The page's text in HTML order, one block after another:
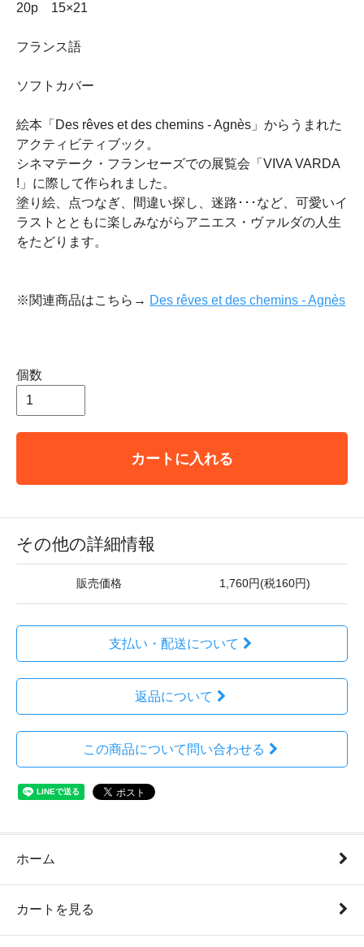
20p 15×21
フランス語
ソフトカバー
絵本「Des rêves et des chemins - Agnès」からうまれた
アクティビティブック。
シネマテーク・フランセーズでの展覧会「VIVA VARDA
!」に際して作られました。
塗り絵、点つなぎ、間違い探し、迷路･･･など、可愛いイ
ラストとともに楽しみながらアニエス・ヴァルダの人生
をたどります。
※関連商品はこちら→ Des rêves et des chemins - Agnès
個数
カートに入れる
その他の詳細情報
販売価格 1,760円(税160円)
支払い・配送について
返品について
この商品について問い合わせる
ホーム
カートを見る